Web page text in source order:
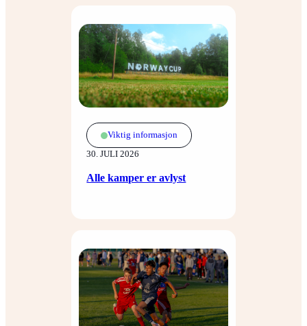
Viktig informasjon
30. JULI 2026
Alle kamper er avlyst